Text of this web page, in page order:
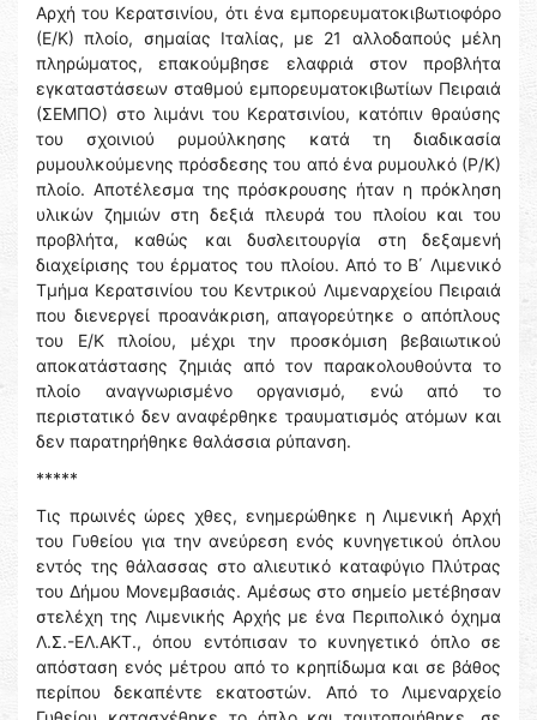
Αρχή του Κερατσινίου, ότι ένα εμπορευματοκιβωτιοφόρο
(Ε/Κ) πλοίο, σημαίας Ιταλίας, με 21 αλλοδαπούς μέλη
πληρώματος, επακούμβησε ελαφριά στον προβλήτα
εγκαταστάσεων σταθμού εμπορευματοκιβωτίων Πειραιά
(ΣΕΜΠΟ) στο λιμάνι του Κερατσινίου, κατόπιν θραύσης
του σχοινιού ρυμούλκησης κατά τη διαδικασία
ρυμουλκούμενης πρόσδεσης του από ένα ρυμουλκό (Ρ/Κ)
πλοίο. Αποτέλεσμα της πρόσκρουσης ήταν η πρόκληση
υλικών ζημιών στη δεξιά πλευρά του πλοίου και του
προβλήτα, καθώς και δυσλειτουργία στη δεξαμενή
διαχείρισης του έρματος του πλοίου. Από το Β΄ Λιμενικό
Τμήμα Κερατσινίου του Κεντρικού Λιμεναρχείου Πειραιά
που διενεργεί προανάκριση, απαγορεύτηκε ο απόπλους
του Ε/Κ πλοίου, μέχρι την προσκόμιση βεβαιωτικού
αποκατάστασης ζημιάς από τον παρακολουθούντα το
πλοίο αναγνωρισμένο οργανισμό, ενώ από το
περιστατικό δεν αναφέρθηκε τραυματισμός ατόμων και
δεν παρατηρήθηκε θαλάσσια ρύπανση.
*****
Τις πρωινές ώρες χθες, ενημερώθηκε η Λιμενική Αρχή
του Γυθείου για την ανεύρεση ενός κυνηγετικού όπλου
εντός της θάλασσας στο αλιευτικό καταφύγιο Πλύτρας
του Δήμου Μονεμβασιάς. Αμέσως στο σημείο μετέβησαν
στελέχη της Λιμενικής Αρχής με ένα Περιπολικό όχημα
Λ.Σ.-ΕΛ.ΑΚΤ., όπου εντόπισαν το κυνηγετικό όπλο σε
απόσταση ενός μέτρου από το κρηπίδωμα και σε βάθος
περίπου δεκαπέντε εκατοστών. Από το Λιμεναρχείο